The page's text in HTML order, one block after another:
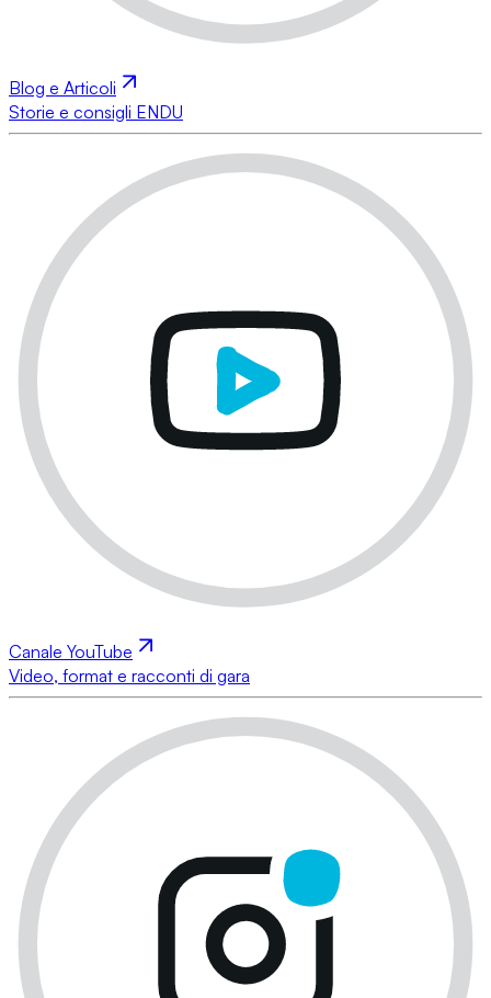
Blog e Articoli
Storie e consigli ENDU
Canale YouTube
Video, format e racconti di gara